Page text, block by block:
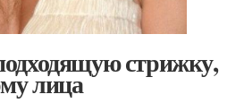
стрижку,
лица